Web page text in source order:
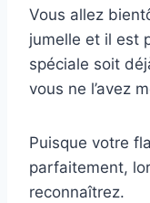
Vous allez
jumelle et il est
spéciale soit
vous ne l’avez
Puisque votre
parfaitement,
reconnaîtrez.